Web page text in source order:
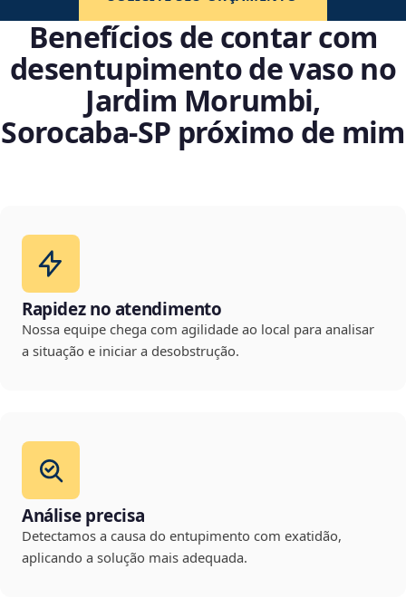
Benefícios de contar com
desentupimento de vaso no
Jardim Morumbi,
Sorocaba‑SP próximo de mim
Rapidez no atendimento
Nossa equipe chega com agilidade ao local para analisar
a situação e iniciar a desobstrução.
Análise precisa
Detectamos a causa do entupimento com exatidão,
aplicando a solução mais adequada.